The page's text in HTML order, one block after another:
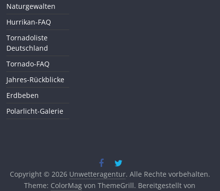
Naturgewalten
Hurrikan-FAQ
Tornadoliste
Deutschland
Tornado-FAQ
Jahres-Rückblicke
Erdbeben
Polarlicht-Galerie
Copyright © 2026 Unwetteragentur. Alle Rechte vorbehalten.
Theme: ColorMag von ThemeGrill. Bereitgestellt von